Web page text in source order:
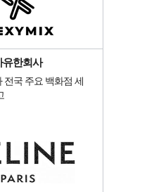
유한회사
전국 주요 백화점 세